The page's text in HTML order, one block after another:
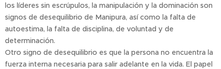
los líderes sin escrúpulos, la manipulación y la dominación son
signos de desequilibrio de Manipura, así como la falta de
autoestima, la falta de disciplina, de voluntad y de
determinación.
Otro signo de desequilibrio es que la persona no encuentra la
fuerza interna necesaria para salir adelante en la vida. El papel